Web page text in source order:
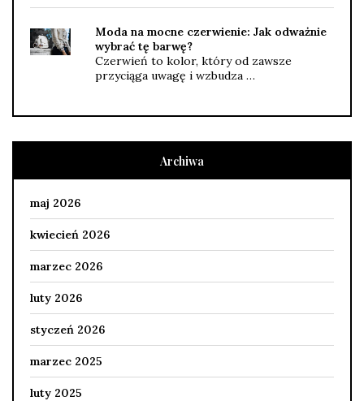
Moda na mocne czerwienie: Jak odważnie
wybrać tę barwę?
Czerwień to kolor, który od zawsze
przyciąga uwagę i wzbudza …
Archiwa
maj 2026
kwiecień 2026
marzec 2026
luty 2026
styczeń 2026
marzec 2025
luty 2025